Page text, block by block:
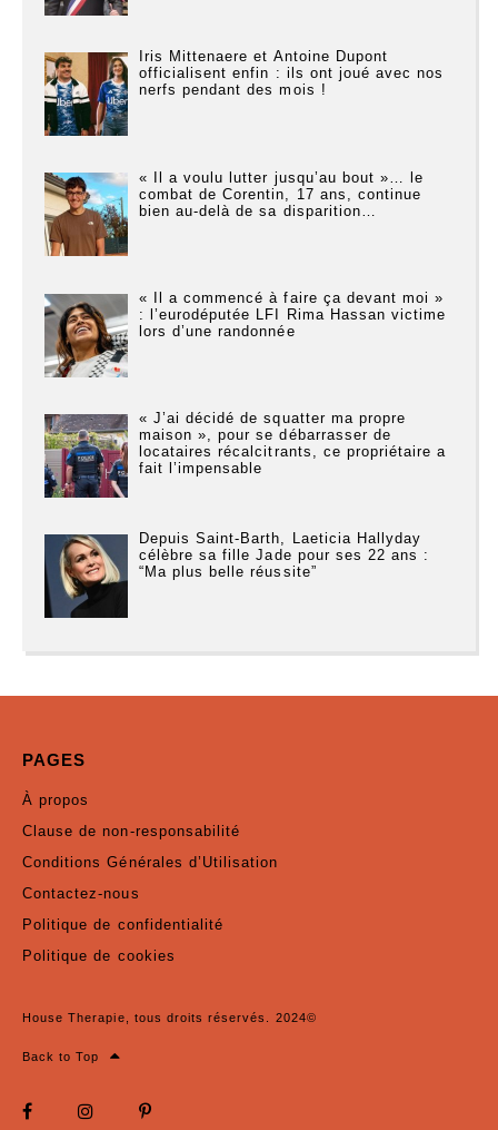
Iris Mittenaere et Antoine Dupont
officialisent enfin : ils ont joué avec nos
nerfs pendant des mois !
« Il a voulu lutter jusqu’au bout »… le
combat de Corentin, 17 ans, continue
bien au-delà de sa disparition…
« Il a commencé à faire ça devant moi »
: l’eurodéputée LFI Rima Hassan victime
lors d’une randonnée
« J’ai décidé de squatter ma propre
maison », pour se débarrasser de
locataires récalcitrants, ce propriétaire a
fait l’impensable
Depuis Saint-Barth, Laeticia Hallyday
célèbre sa fille Jade pour ses 22 ans :
“Ma plus belle réussite”
PAGES
À propos
Clause de non-responsabilité
Conditions Générales d’Utilisation
Contactez-nous
Politique de confidentialité
Politique de cookies
House Therapie, tous droits réservés. 2024©
Back to Top